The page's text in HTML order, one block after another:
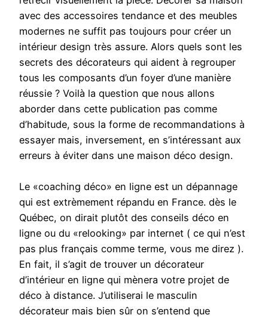
avec des accessoires tendance et des meubles
modernes ne suffit pas toujours pour créer un
intérieur design très assure. Alors quels sont les
secrets des décorateurs qui aident à regrouper
tous les composants d’un foyer d’une manière
réussie ? Voilà la question que nous allons
aborder dans cette publication pas comme
d’habitude, sous la forme de recommandations à
essayer mais, inversement, en s’intéressant aux
erreurs à éviter dans une maison déco design.
Le «coaching déco» en ligne est un dépannage
qui est extrèmement répandu en France. dès le
Québec, on dirait plutôt des conseils déco en
ligne ou du «relooking» par internet ( ce qui n’est
pas plus français comme terme, vous me direz ).
En fait, il s’agit de trouver un décorateur
d’intérieur en ligne qui mènera votre projet de
déco à distance. J’utiliserai le masculin
décorateur mais bien sûr on s’entend que